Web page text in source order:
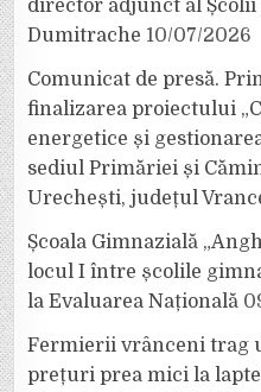
director adjunct al
Dumitrache 10/07/2026
Comunicat de presă.
finalizarea proiectului
energetice și
sediul Primăriei și
Urechești, județul
Școala Gimnazială
locul I între școlile
la Evaluarea Națională
Fermierii vrânceni trag
prețuri prea mici la